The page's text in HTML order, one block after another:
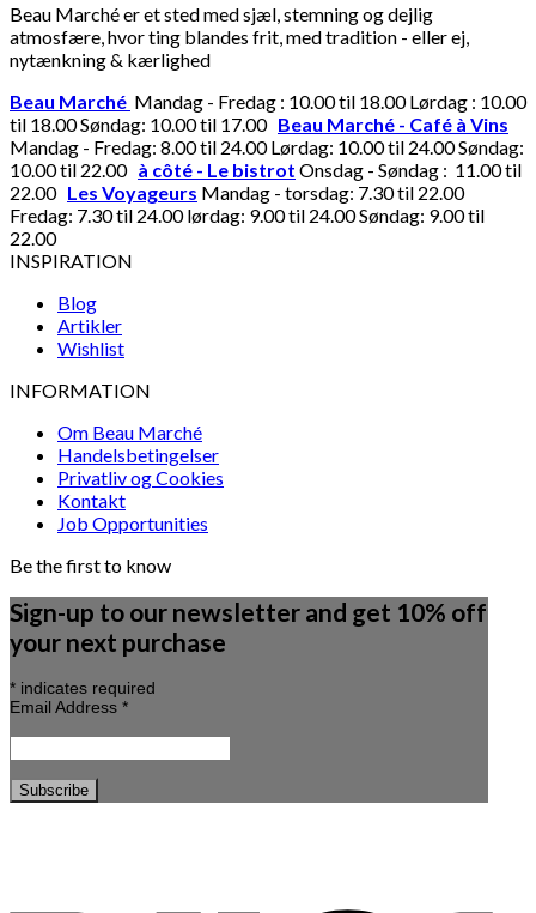
Beau Marché er et sted med sjæl, stemning og dejlig
atmosfære, hvor ting blandes frit, med tradition - eller ej,
nytænkning & kærlighed
Beau Marché Mandag - Fredag : 10.00 til 18.00 Lørdag : 10.00
til 18.00 Søndag: 10.00 til 17.00 Beau Marché - Café à Vins
Mandag - Fredag: 8.00 til 24.00 Lørdag: 10.00 til 24.00 Søndag:
10.00 til 22.00 à côté - Le bistrot Onsdag - Søndag : 11.00 til
22.00 Les Voyageurs Mandag - torsdag: 7.30 til 22.00
Fredag: 7.30 til 24.00 lørdag: 9.00 til 24.00 Søndag: 9.00 til
22.00
INSPIRATION
Blog
Artikler
Wishlist
INFORMATION
Om Beau Marché
Handelsbetingelser
Privatliv og Cookies
Kontakt
Job Opportunities
Be the first to know
Sign-up to our newsletter and get 10% off
your next purchase
* indicates required
Email Address *